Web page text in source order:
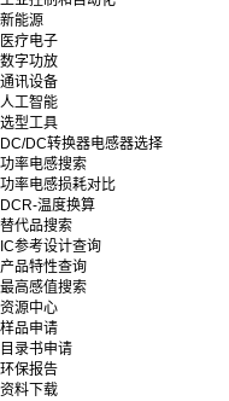
新能源
医疗电子
数字功放
通讯设备
人工智能
选型工具
DC/DC转换器电感器选择
功率电感搜索
功率电感损耗对比
DCR-温度换算
替代品搜索
IC参考设计查询
产品特性查询
最高感值搜索
资源中心
样品申请
目录书申请
环保报告
资料下载